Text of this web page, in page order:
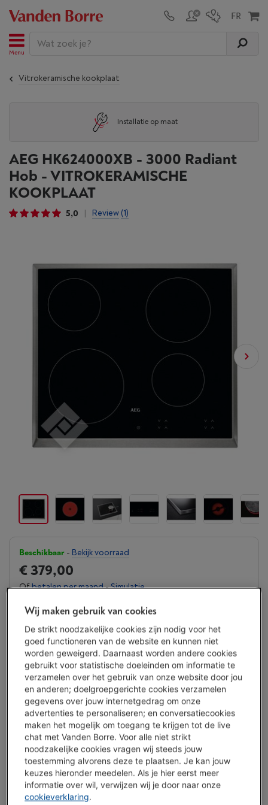
Menu
Vitrokeramische kookplaat
Installatie op maat
AEG HK624000XB - 3000 Radiant
Hob - VITROKERAMISCHE
KOOKPLAAT
5,0 Review (1)
Beschikbaar - Bekijk voorraad
€ 379,00
Ofbetalen per maand-Simulatie
Minder dan 10 in stock, bestel nu!
Koop nu
Vergelijken
Vanden Borre Life Groot elektro
€ 14,99
Verleng de levensduur van je toestellen met één abonnement
Dit product wordt15 jaar na aankoop gedekt.
Meer info
Wij maken gebruik van cookies
De strikt noodzakelijke cookies zijn nodig voor het
goed functioneren van de website en kunnen niet
worden geweigerd. Daarnaast worden andere cookies
gebruikt voor statistische doeleinden om informatie te
verzamelen over het gebruik van onze website door jou
en anderen; doelgroepgerichte cookies verzamelen
gegevens over jouw internetgedrag om onze
advertenties te personaliseren; en conversatiecookies
maken het mogelijk om toegang te krijgen tot de live
chat met Vanden Borre. Voor alle niet strikt
noodzakelijke cookies vragen wij steeds jouw
toestemming alvorens deze te plaatsen. Je kan jouw
keuzes hieronder meedelen. Als je hier eerst meer
informatie over wil, verwijzen wij je door naar onze
cookieverklaring.